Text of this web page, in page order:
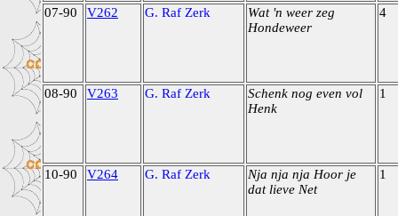
07-90 V262 G. Raf Zerk
Wat 'n weer zeg
Hondeweer
4
08-90 V263 G. Raf Zerk
Schenk nog even vol
Henk
1
10-90 V264 G. Raf Zerk
Nja nja nja Hoor je
dat lieve Net
1